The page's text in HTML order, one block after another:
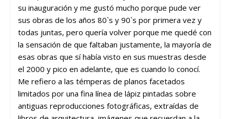
su inauguración y me gustó mucho porque pude ver
sus obras de los años 80`s y 90`s por primera vez y
todas juntas, pero quería volver porque me quedé con
la sensación de que faltaban justamente, la mayoría de
esas obras que sí había visto en sus muestras desde
el 2000 y pico en adelante, que es cuando lo conocí.
Me refiero a las témperas de planos facetados
limitados por una fina línea de lápiz pintadas sobre
antiguas reproducciones fotográficas, extraídas de